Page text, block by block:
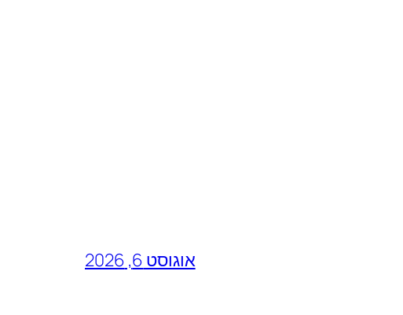
אוגוסט 6, 2026